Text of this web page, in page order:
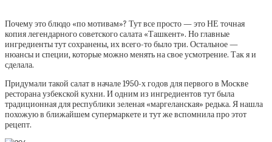
Почему это блюдо «по мотивам»? Тут все просто — это НЕ точная
копия легендарного советского салата «Ташкент». Но главные
ингредиенты тут сохранены, их всего-то было три. Остальное —
нюансы и специи, которые можно менять на свое усмотрение. Так я и
сделала.
Придумали такой салат в начале 1950-х годов для первого в Москве
ресторана узбекской кухни. И одним из ингредиентов тут была
традиционная для республики зеленая «маргеланская» редька. Я нашла
похожую в ближайшем супермаркете и тут же вспомнила про этот
рецепт.